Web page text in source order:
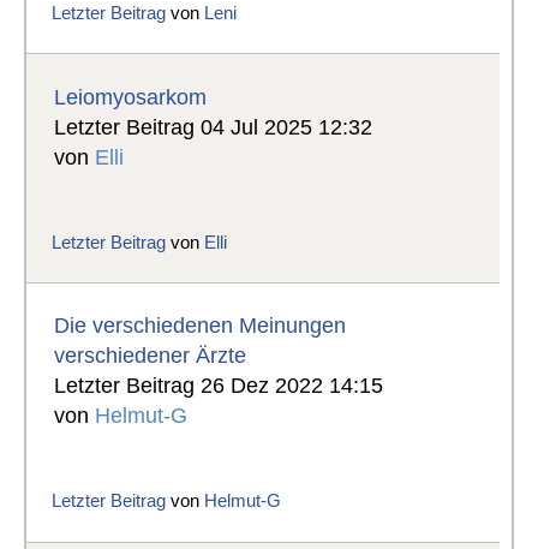
Letzter Beitrag von Leni
Leiomyosarkom
Letzter Beitrag 04 Jul 2025 12:32
von Elli
Letzter Beitrag von Elli
Die verschiedenen Meinungen
verschiedener Ärzte
Letzter Beitrag 26 Dez 2022 14:15
von Helmut-G
Letzter Beitrag von Helmut-G